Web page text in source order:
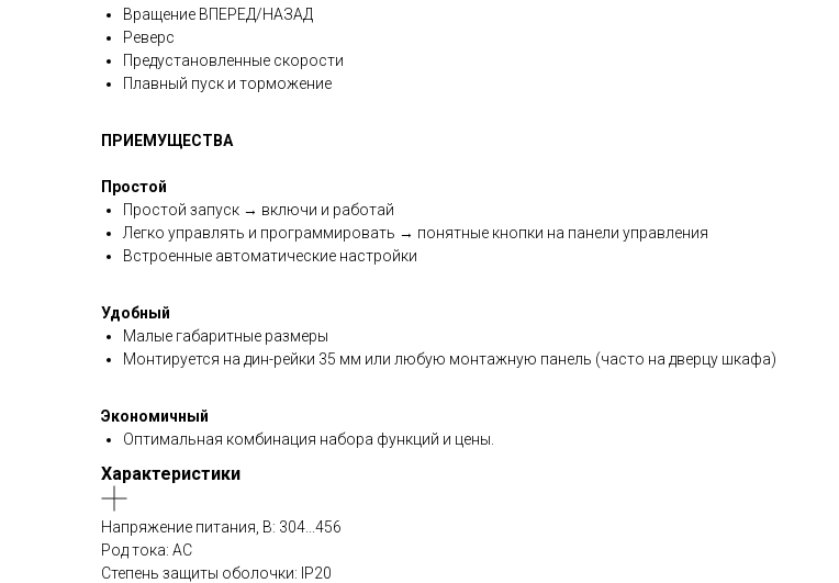
Вращение ВПЕРЕД/НАЗАД
Реверс
Предустановленные скорости
Плавный пуск и торможение
ПРИЕМУЩЕСТВА
Простой
Простой запуск → включи и работай
Легко управлять и программировать → понятные кнопки на панели управления
Встроенные автоматические настройки
Удобный
Малые габаритные размеры
Монтируется на дин-рейки 35 мм или любую монтажную панель (часто на дверцу шкафа)
Экономичный
Оптимальная комбинация набора функций и цены.
Характеристики
Напряжение питания, В: 304...456
Род тока: AC
Степень защиты оболочки: IP20